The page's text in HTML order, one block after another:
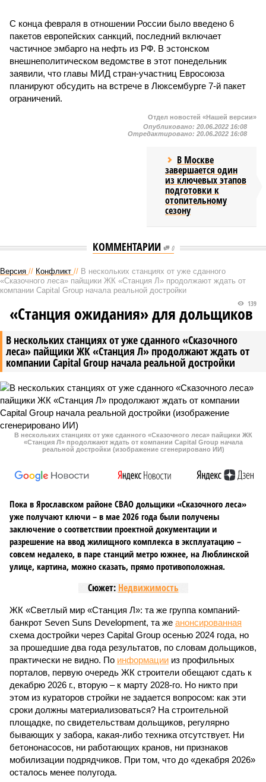
С конца февраля в отношении России было введено 6
пакетов европейских санкций, последний включает
частичное эмбарго на нефть из РФ. В эстонском
внешнеполитическом ведомстве в этот понедельник
заявили, что главы МИД стран-участниц Евросоюза
планируют обсудить на встрече в Люксембурге 7-й пакет
ограничений.
Отдел новостей «Нашей версии»
Опубликовано: 20.06.2022 16:08
Отредактировано: 20.06.2022 16:08
В Москве
завершается один
из ключевых этапов
подготовки к
отопительному
сезону
КОММЕНТАРИИ 0
Версия // Конфликт // В нескольких станциях от уже сданного
«Сказочного леса» пайщики ЖК «Станция Л» продолжают ждать от
компании Capital Group начала реальной достройки
В нескольких станциях от уже сданного «Сказочного
леса» пайщики ЖК «Станция Л» продолжают ждать от
компании Capital Group начала реальной достройки
139
«Станция ожидания» для дольщиков
В нескольких станциях от уже сданного «Сказочного леса» пайщики ЖК
«Станция Л» продолжают ждать от компании Capital Group начала
реальной достройки (изображение сгенерировано ИИ)
Пока в Ярославском районе СВАО дольщики «Сказочного леса»
уже получают ключи – в мае 2026 года были получены
заключение о соответствии проектной документации и
разрешение на ввод жилищного комплекса в эксплуатацию –
совсем недалеко, в паре станций метро южнее, на Люблинской
улице, картина, можно сказать, прямо противоположная.
Сюжет: Недвижимость
ЖК «Светлый мир «Станция Л»: та же группа компаний-
банкрот Seven Suns Development, та же анонсированная
схема достройки через Capital Group осенью 2024 года, но
за прошедшие два года результатов, по словам дольщиков,
практически не видно. По информации из профильных
порталов, первую очередь ЖК строители обещают сдать к
декабрю 2026 г., вторую – к марту 2028-го. Но никто при
этом из кураторов стройки не задается вопросом: как эти
сроки должны материализоваться? На строительной
площадке, по свидетельствам дольщиков, регулярно
бывающих у забора, какая-либо техника отсутствует. Ни
бетононасосов, ни работающих кранов, ни признаков
мобилизации подрядчиков. При том, что до «декабря 2026»
осталось менее полугода.